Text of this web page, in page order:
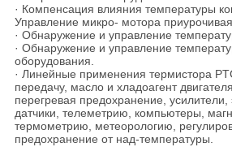
· Компенсация влияния температуры
Управление микро- мотора
· Обнаружение и управление
· Обнаружение и управление
оборудования.
· Линейные применения термистора
передачу, масло и хладоагент
перегревая предохранение, усилители,
датчики, телеметрию, компьютеры,
термометрию, метеорологию,
предохранение от над-температуры.